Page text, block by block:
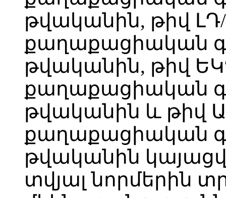
թվականին, թիվ ԼԴ/
քաղաքացիական
թվականին, թիվ
քաղաքացիական
թվականին և թիվ
քաղաքացիական
թվականին
տվյալ նորմերին